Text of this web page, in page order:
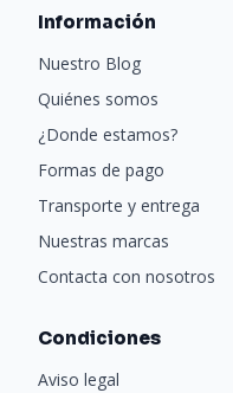
Información
Nuestro Blog
Quiénes somos
¿Donde estamos?
Formas de pago
Transporte y entrega
Nuestras marcas
Contacta con nosotros
Condiciones
Aviso legal